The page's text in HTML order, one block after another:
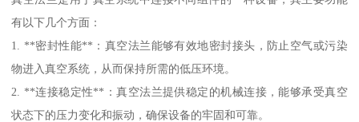
有以下几个方面：
1. **密封性能**：真空法兰能够有效地密封接头，防止空气或污染
物进入真空系统，从而保持所需的低压环境。
2. **连接稳定性**：真空法兰提供稳定的机械连接，能够承受真空
状态下的压力变化和振动，确保设备的牢固和可靠。